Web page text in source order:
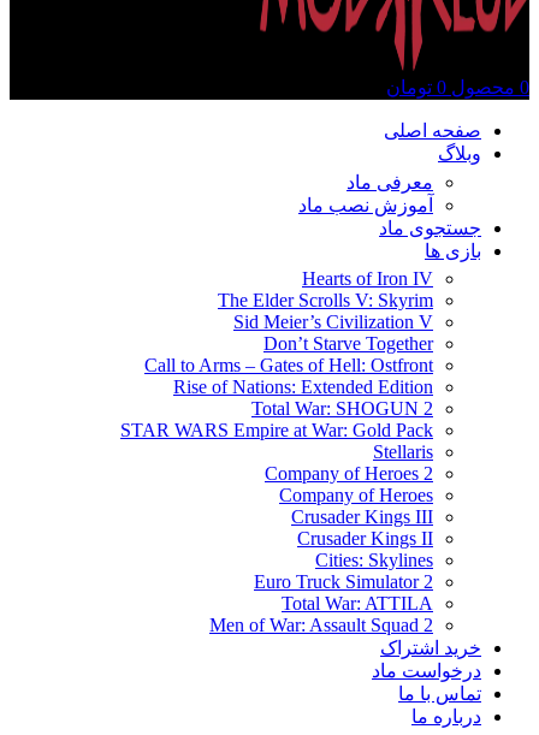
0 محصول 0 تومان
صفحه اصلی
وبلاگ
معرفی ماد
آموزش نصب ماد
جستجوی ماد
بازی ها
Hearts of Iron IV
The Elder Scrolls V: Skyrim
Sid Meier’s Civilization V
Don’t Starve Together
Call to Arms – Gates of Hell: Ostfront
Rise of Nations: Extended Edition
Total War: SHOGUN 2
STAR WARS Empire at War: Gold Pack
Stellaris
Company of Heroes 2
Company of Heroes
Crusader Kings III
Crusader Kings II
Cities: Skylines
Euro Truck Simulator 2
Total War: ATTILA
Men of War: Assault Squad 2
خرید اشتراک
درخواست ماد
تماس با ما
درباره ما